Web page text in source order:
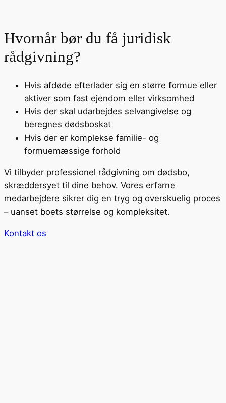
Hvornår bør du få juridisk
rådgivning?
Hvis afdøde efterlader sig en større formue eller
aktiver som fast ejendom eller virksomhed
Hvis der skal udarbejdes selvangivelse og
beregnes dødsboskat
Hvis der er komplekse familie- og
formuemæssige forhold
Vi tilbyder professionel rådgivning om dødsbo,
skræddersyet til dine behov. Vores erfarne
medarbejdere sikrer dig en tryg og overskuelig proces
– uanset boets størrelse og kompleksitet.
Kontakt os